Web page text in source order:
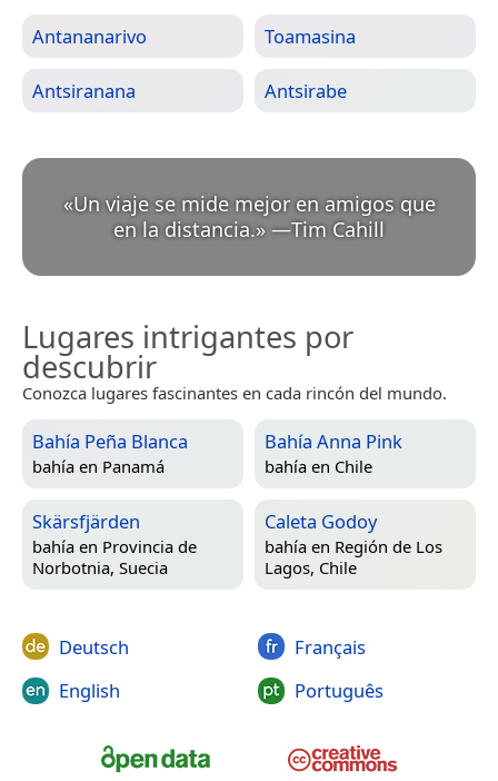
Antananarivo Toamasina
Antsiranana Antsirabe
«Un viaje se mide mejor en amigos que
en la distancia.» —Tim Cahill
Lugares intrigantes por
descubrir
Conozca lugares fascinantes en cada rincón del mundo.
Bahía Peña Blanca
bahía en Panamá
Bahía Anna Pink
bahía en Chile
Skärsfjärden
bahía en Provincia de
Norbotnia, Suecia
Caleta Godoy
bahía en Región de Los
Lagos, Chile
Deutsch
English
Français
Português